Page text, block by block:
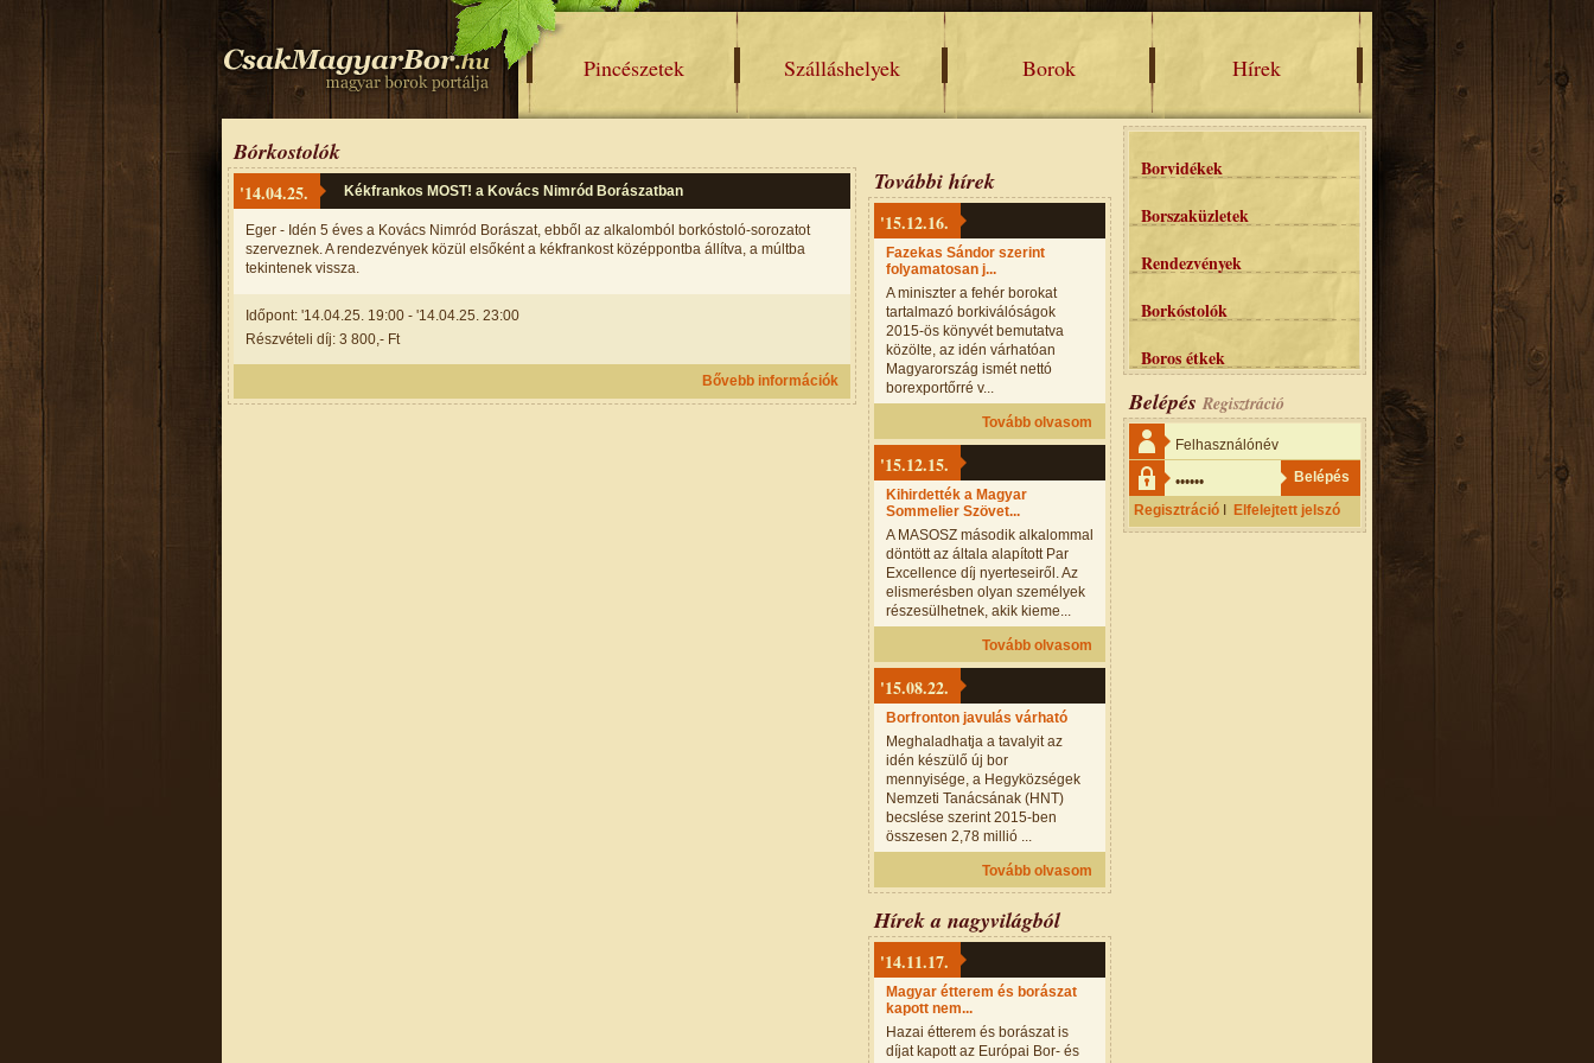
Pincészetek Szálláshelyek Borok Hírek
Bórkostolók
'14.04.25. Kékfrankos MOST! a Kovács Nimród Borászatban
Eger - Idén 5 éves a Kovács Nimród Borászat, ebből az alkalomból borkóstoló-sorozatot
szerveznek. A rendezvények közül elsőként a kékfrankost középpontba állítva, a múltba
tekintenek vissza.
Időpont: '14.04.25. 19:00 - '14.04.25. 23:00
Részvételi díj: 3 800,- Ft
Bővebb információk
További hírek
'15.12.16.
Fazekas Sándor szerint
folyamatosan j...
A miniszter a fehér borokat
tartalmazó borkiválóságok
2015-ös könyvét bemutatva
közölte, az idén várhatóan
Magyarország ismét nettó
borexportőrré v...
Tovább olvasom
'15.12.15.
Kihirdették a Magyar
Sommelier Szövet...
A MASOSZ második alkalommal
döntött az általa alapított Par
Excellence díj nyerteseiről. Az
elismerésben olyan személyek
részesülhetnek, akik kieme...
Tovább olvasom
'15.08.22.
Borfronton javulás várható
Meghaladhatja a tavalyit az
idén készülő új bor
mennyisége, a Hegyközségek
Nemzeti Tanácsának (HNT)
becslése szerint 2015-ben
összesen 2,78 millió ...
Tovább olvasom
Hírek a nagyvilágból
'14.11.17.
Magyar étterem és borászat
kapott nem...
Hazai étterem és borászat is
díjat kapott az Európai Bor- és
Borvidékek
Borszaküzletek
Rendezvények
Borkóstolók
Boros étkek
Belépés Regisztráció
Regisztráció Elfelejtett jelszó